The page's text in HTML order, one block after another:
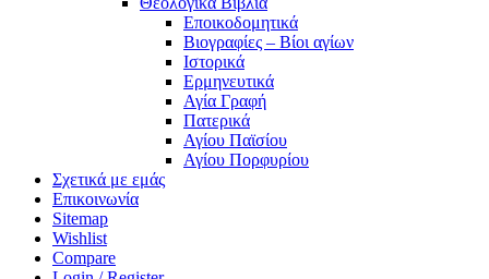
Εποικοδομητικά
Βιογραφίες – Βίοι αγίων
Ιστορικά
Ερμηνευτικά
Αγία Γραφή
Πατερικά
Αγίου Παϊσίου
Αγίου Πορφυρίου
Σχετικά με εμάς
Επικοινωνία
Sitemap
Wishlist
Compare